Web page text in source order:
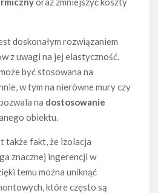
doskonałym rozwiązaniem
z uwagi na jej elastyczność.
być stosowana na
w tym na nierówne mury czy
na dostosowanie
obiektu.
także fakt, że izolacja
znacznej ingerencji w
temu można uniknąć
które często są